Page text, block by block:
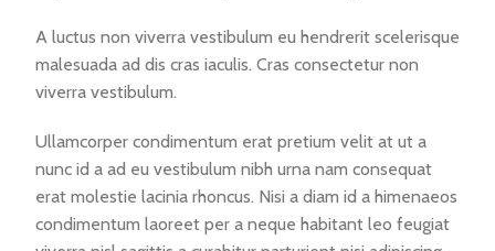
A luctus non viverra vestibulum eu hendrerit scelerisque
malesuada ad dis cras iaculis. Cras consectetur non
viverra vestibulum.
Ullamcorper condimentum erat pretium velit at ut a
nunc id a ad eu vestibulum nibh urna nam consequat
erat molestie lacinia rhoncus. Nisi a diam id a himenaeos
condimentum laoreet per a neque habitant leo feugiat